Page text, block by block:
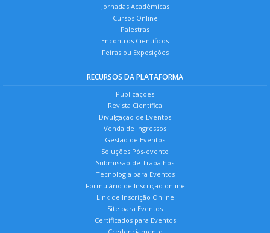
Jornadas Acadêmicas
Cursos Online
Palestras
Encontros Científicos
Feiras ou Exposições
RECURSOS DA PLATAFORMA
Publicações
Revista Científica
Divulgação de Eventos
Venda de Ingressos
Gestão de Eventos
Soluções Pós-evento
Submissão de Trabalhos
Tecnologia para Eventos
Formulário de Inscrição online
Link de Inscrição Online
Site para Eventos
Certificados para Eventos